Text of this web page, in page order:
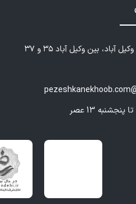
آباد، بین وکیل آباد ۳۵ و ۳۷